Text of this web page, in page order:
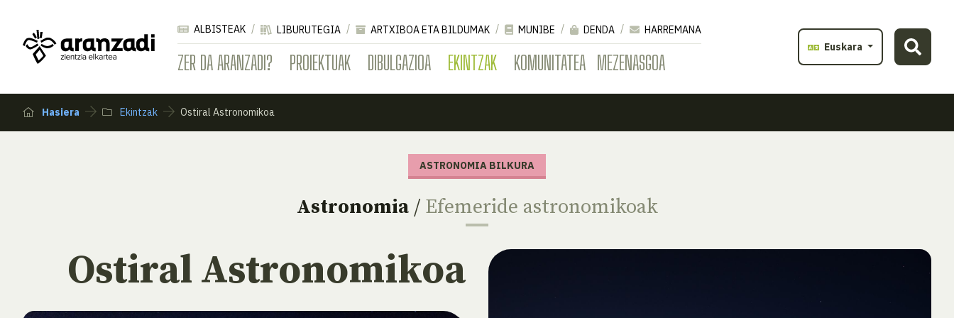
ZER DA ARANZADI? PROIEKTUAK DIBULGAZIOA EKINTZAK KOMUNITATEA MEZENASGOA
ALBISTEAK LIBURUTEGIA ARTXIBOA ETA BILDUMAK MUNIBE DENDA
HARREMANA
Euskara
Hasiera Ekintzak Ostiral Astronomikoa
ASTRONOMIA BILKURA
Astronomia/ Efemeride astronomikoak
Ostiral Astronomikoa